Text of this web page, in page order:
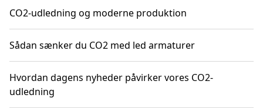
CO2-udledning og moderne produktion
Sådan sænker du CO2 med led armaturer
Hvordan dagens nyheder påvirker vores CO2-
udledning